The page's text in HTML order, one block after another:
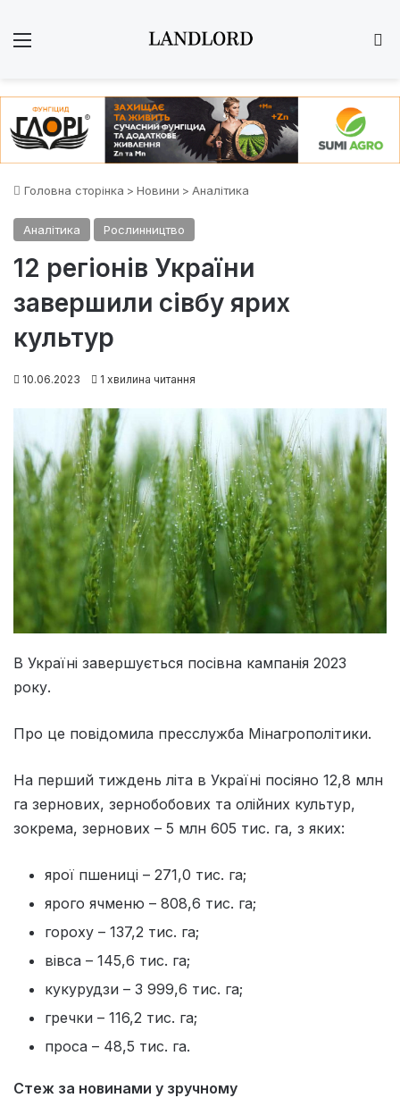
Головна сторінка > Новини > Аналітика
Аналітика Рослинництво
12 регіонів України
завершили сівбу ярих
культур
10.06.2023 1 хвилина читання
В Україні завершується посівна кампанія 2023
року.
Про це повідомила пресслужба Мінагрополітики.
На перший тиждень літа в Україні посіяно 12,8 млн
га зернових, зернобобових та олійних культур,
зокрема, зернових – 5 млн 605 тис. га, з яких:
ярої пшениці – 271,0 тис. га;
ярого ячменю – 808,6 тис. га;
гороху – 137,2 тис. га;
вівса – 145,6 тис. га;
кукурудзи – 3 999,6 тис. га;
гречки – 116,2 тис. га;
проса – 48,5 тис. га.
Стеж за новинами у зручному